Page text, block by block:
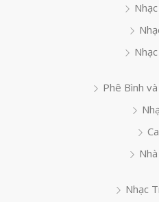
Phê Bình
Nhạc